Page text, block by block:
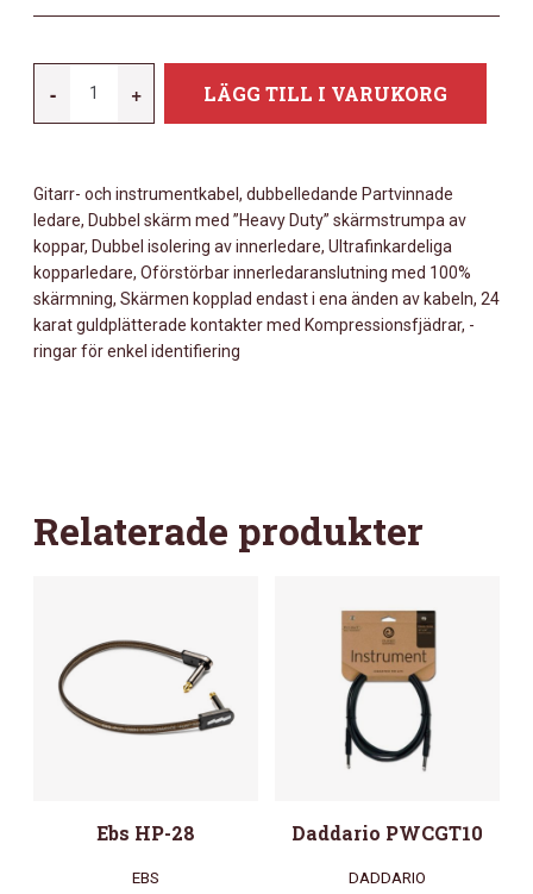
-
PWGRA20
INSTRUMENT
KABEL
MÄNGD
+ LÄGG TILL I VARUKORG
Gitarr- och instrumentkabel, dubbelledande Partvinnade
ledare, Dubbel skärm med ”Heavy Duty” skärmstrumpa av
koppar, Dubbel isolering av innerledare, Ultrafinkardeliga
kopparledare, Oförstörbar innerledaranslutning med 100%
skärmning, Skärmen kopplad endast i ena änden av kabeln, 24
karat guldplätterade kontakter med Kompressionsfjädrar, -
ringar för enkel identifiering
Relaterade produkter
Ebs HP-28
EBS
Daddario PWCGT10
DADDARIO